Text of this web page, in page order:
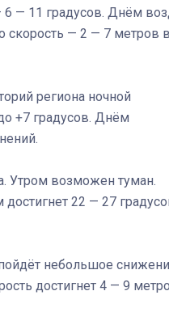
6 — 11 градусов. Днём
скорость — 2 — 7 метров в
региона ночной
+7 градусов. Днём
Утром возможен туман.
22 — 27
небольшое
достигнет 4 — 9
Штурмовик огня.
Коробов после
мечту